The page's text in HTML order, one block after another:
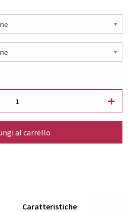
al carrello
Caratteristiche